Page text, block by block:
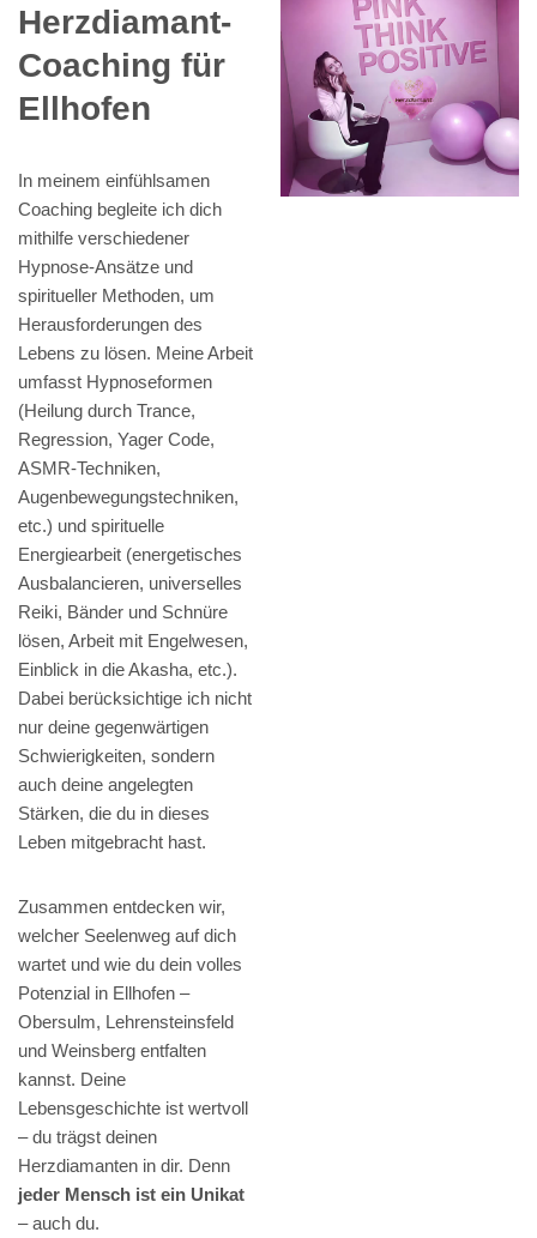
Herzdiamant-
Coaching für
Ellhofen
In meinem einfühlsamen
Coaching begleite ich dich
mithilfe verschiedener
Hypnose-Ansätze und
spiritueller Methoden, um
Herausforderungen des
Lebens zu lösen. Meine Arbeit
umfasst Hypnoseformen
(Heilung durch Trance,
Regression, Yager Code,
ASMR-Techniken,
Augenbewegungstechniken,
etc.) und spirituelle
Energiearbeit (energetisches
Ausbalancieren, universelles
Reiki, Bänder und Schnüre
lösen, Arbeit mit Engelwesen,
Einblick in die Akasha, etc.).
Dabei berücksichtige ich nicht
nur deine gegenwärtigen
Schwierigkeiten, sondern
auch deine angelegten
Stärken, die du in dieses
Leben mitgebracht hast.
Zusammen entdecken wir,
welcher Seelenweg auf dich
wartet und wie du dein volles
Potenzial in Ellhofen –
Obersulm, Lehrensteinsfeld
und Weinsberg entfalten
kannst. Deine
Lebensgeschichte ist wertvoll
– du trägst deinen
Herzdiamanten in dir. Denn
jeder Mensch ist ein Unikat
– auch du.